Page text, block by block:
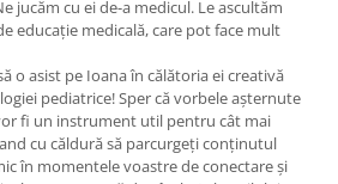
jucăm cu ei de-a medicul. Le ascultăm
educație medicală, care pot face mult
o asist pe Ioana în călătoria ei creativă
pediatrice! Sper că vorbele așternute
fi un instrument util pentru cât mai
cu căldură să parcurgeți conținutul
în momentele voastre de conectare și